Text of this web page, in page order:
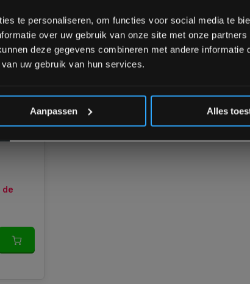
te personaliseren, om functies voor social media te
over uw gebruik van onze site met onze
deze gegevens combineren met andere informatie
uw gebruik van hun services.
Aanpassen Alles
de